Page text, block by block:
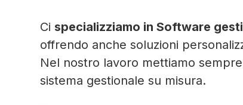
Ci specializziamo in Software
offrendo anche soluzioni
Nel nostro lavoro mettiamo
sistema gestionale su misura.